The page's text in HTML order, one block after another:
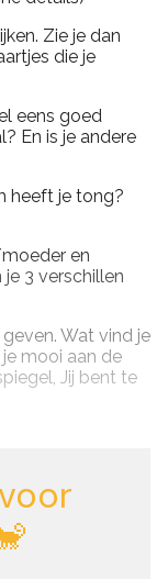
Zie je dan
die je
eens goed
En is je andere
heeft je tong?
en
3 verschillen
Wat vind je
mooi aan de
Jij bent te